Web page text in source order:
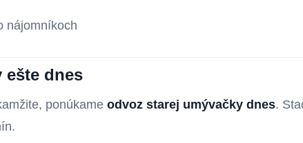
nájomníkoch
ešte dnes
ponúkame odvoz starej umývačky dnes.